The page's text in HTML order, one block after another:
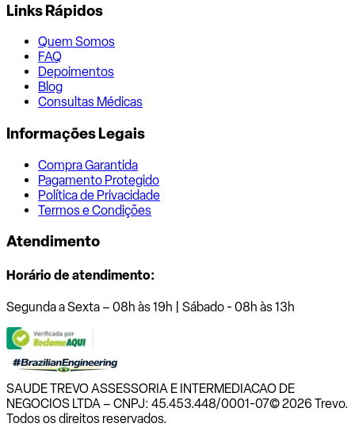
Links Rápidos
Quem Somos
FAQ
Depoimentos
Blog
Consultas Médicas
Informações Legais
Compra Garantida
Pagamento Protegido
Política de Privacidade
Termos e Condições
Atendimento
Horário de atendimento:
Segunda a Sexta – 08h às 19h | Sábado - 08h às 13h
SAUDE TREVO ASSESSORIA E INTERMEDIACAO DE
NEGOCIOS LTDA – CNPJ: 45.453.448/0001-07© 2026 Trevo.
Todos os direitos reservados.